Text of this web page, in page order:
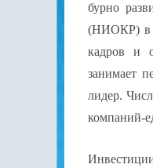
бурно
(НИОКР) в
кадров и
занимает
лидер.
компаний-